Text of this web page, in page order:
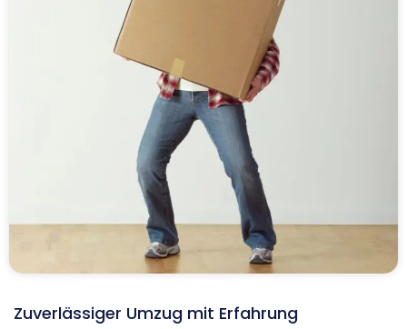
Zuverlässiger Umzug mit Erfahrung